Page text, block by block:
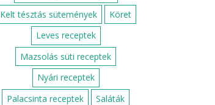
Kelt tésztás sütemények
Köret
Leves receptek
Mazsolás süti receptek
Nyári receptek
Palacsinta receptek
Saláták